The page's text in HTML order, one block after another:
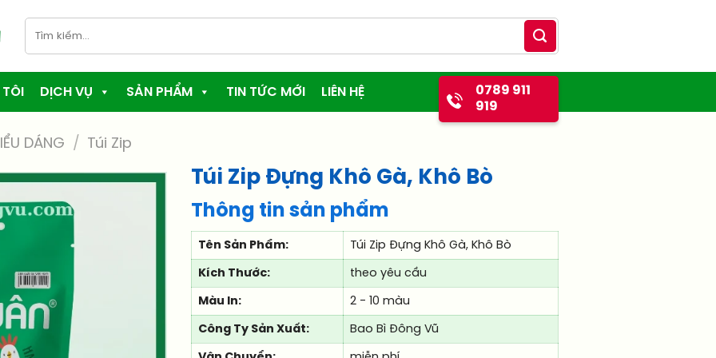
kiếm:
DỊCH VỤ SẢN PHẨM TIN TỨC MỚI LIÊN HỆ
0789 911
919
DÁNG / Túi Zip
Túi Zip Đựng Khô Gà, Khô Bò
Thông tin sản phẩm
Tên Sản Phẩm: Túi Zip Đựng Khô Gà, Khô Bò
Kích Thước: theo yêu cầu
Màu In: 2 - 10 màu
Công Ty Sản Xuất: Bao Bì Đông Vũ